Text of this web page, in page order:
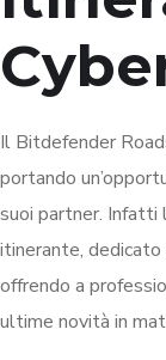
Il Bitdefender
portando
suoi partner. Infatti
itinerante,
offrendo a
ultime novità in